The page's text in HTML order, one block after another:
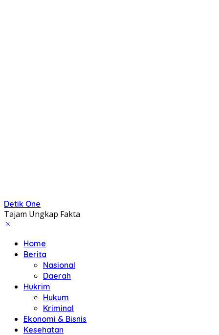
Detik One
Tajam Ungkap Fakta
Home
Berita
Nasional
Daerah
Hukrim
Hukum
Kriminal
Ekonomi & Bisnis
Kesehatan